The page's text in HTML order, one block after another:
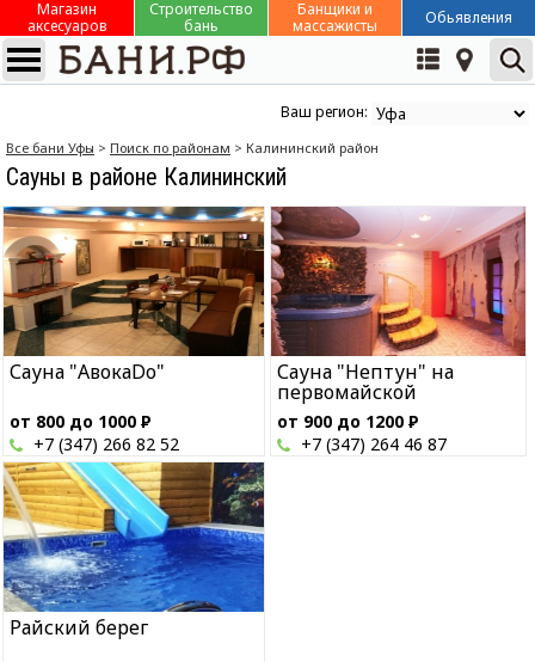
Магазин
аксесуаров
Строительство
бань
Банщики и
массажисты
Обьявления
Ваш регион:
Все бани Уфы > Поиск по районам > Калининский район
Сауны в районе Калининский
Сауна "АвокаDо"
от 800 до 1000 Р
+7 (347) 266 82 52
Сауна "Нептун" на
первомайской
от 900 до 1200 Р
+7 (347) 264 46 87
Райский берег